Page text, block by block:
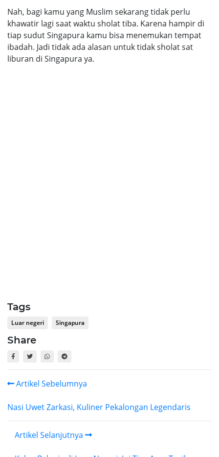
Nah, bagi kamu yang Muslim sekarang tidak perlu
khawatir lagi saat waktu sholat tiba. Karena hampir di
tiap sudut Singapura kamu bisa menemukan tempat
ibadah. Jadi tidak ada alasan untuk tidak sholat sat
liburan di Singapura ya.
Tags
Luar negeri Singapura
Share
Artikel Sebelumnya
Nasi Uwet Zarkasi, Kuliner Pekalongan Legendaris
Artikel Selanjutnya